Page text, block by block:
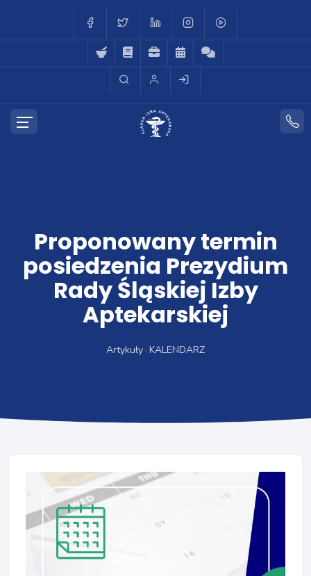
Proponowany termin
posiedzenia Prezydium
Rady Śląskiej Izby
Aptekarskiej
Artykuły KALENDARZ